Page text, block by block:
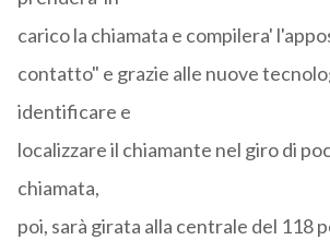
carico la chiamata e compilera'
contatto" e grazie alle nuove
identificare e
localizzare il chiamante nel giro di
chiamata,
poi, sarà girata alla centrale del 118